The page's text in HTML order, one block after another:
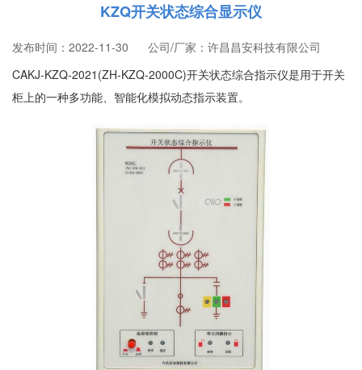
KZQ开关状态综合显示仪
发布时间：2022-11-30
公司/厂家：许昌昌安科技有限公司
CAKJ-KZQ-2021(ZH-KZQ-2000C)开关状态综合指示仪是用于开关
柜上的一种多功能、智能化模拟动态指示装置。